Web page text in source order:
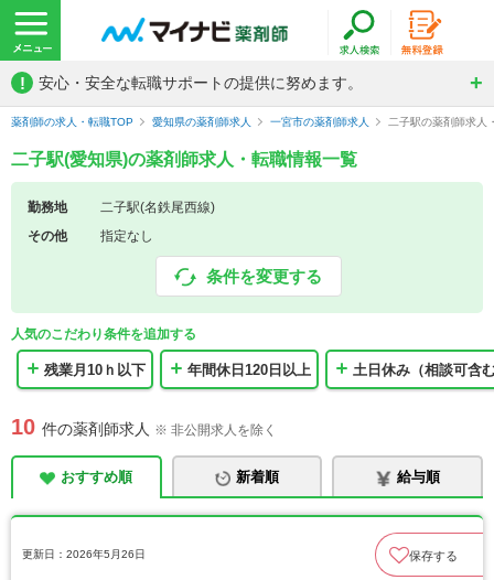
! 安心・安全な転職サポートの提供に努めます。
薬剤師の求人・転職TOP 愛知県の薬剤師求人 一宮市の薬剤師求人 二子駅の薬剤師求人
二子駅(愛知県)の薬剤師求人・転職情報一覧
勤務地
二子駅(名鉄尾西線)
その他
指定なし
条件を変更する
人気のこだわり条件を追加する
残業月10ｈ以下 年間休日120日以上 土日休み（相談可含
10 件の薬剤師求人 ※ 非公開求人を除く
おすすめ順 新着順 給与順
更新日：2026年5月26日 保存する